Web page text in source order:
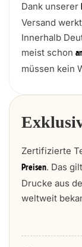
Dank unserer
Versand
Innerhalb
meist schon
müssen kein
Zertifizierte
Preisen. Das
Drucke aus
weltweit